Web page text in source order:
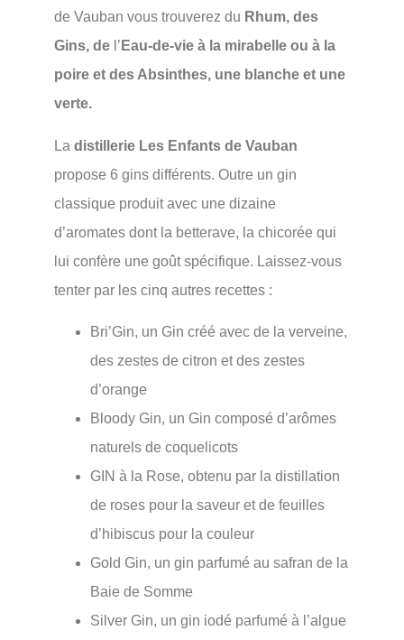
de Vauban vous trouverez du Rhum, des
Gins, de l’ Eau-de-vie à la mirabelle ou à la
poire et des Absinthes, une blanche et une
verte.
La distillerie Les Enfants de Vauban
propose 6 gins différents. Outre un gin
classique produit avec une dizaine
d’aromates dont la betterave, la chicorée qui
lui confère une goût spécifique. Laissez-vous
tenter par les cinq autres recettes :
Bri’Gin, un Gin créé avec de la verveine,
des zestes de citron et des zestes
d’orange
Bloody Gin, un Gin composé d’arômes
naturels de coquelicots
GIN à la Rose, obtenu par la distillation
de roses pour la saveur et de feuilles
d’hibiscus pour la couleur
Gold Gin, un gin parfumé au safran de la
Baie de Somme
Silver Gin, un gin iodé parfumé à l’algue